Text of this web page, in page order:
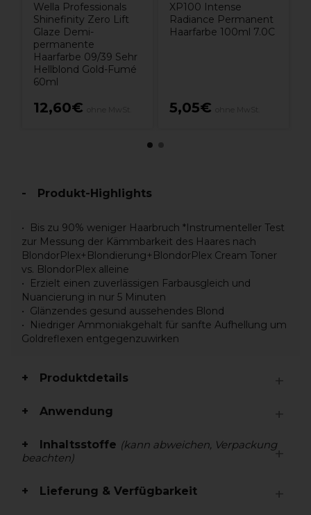
Wella Professionals
Shinefinity Zero Lift
Glaze Demi-
permanente
Haarfarbe 09/39 Sehr
Hellblond Gold-Fumé
60ml
12,60€
XP100 Intense
Radiance Permanent
Haarfarbe 100ml 7.0C
5,05€
Produkt-Highlights
Bis zu 90% weniger Haarbruch *Instrumenteller Test
zur Messung der Kämmbarkeit des Haares nach
BlondorPlex+Blondierung+BlondorPlex Cream Toner
vs. BlondorPlex alleine
Erzielt einen zuverlässigen Farbausgleich und
Nuancierung in nur 5 Minuten
Glänzendes gesund aussehendes Blond
Niedriger Ammoniakgehalt für sanfte Aufhellung um
Goldreflexen entgegenzuwirken
Produktdetails
Anwendung
Inhaltsstoffe (kann abweichen, Verpackung
beachten)
Lieferung & Verfügbarkeit